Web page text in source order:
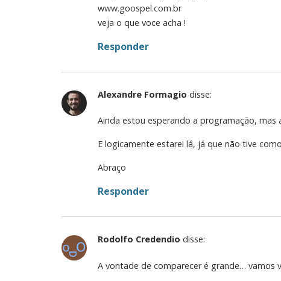
www.goospel.com.br
veja o que voce acha !
Responder
Alexandre Formagio disse:
Ainda estou esperando a programação,
E logicamente estarei lá, já que não tive
Abraço
Responder
Rodolfo Credendio disse:
A vontade de comparecer é grande… vamos